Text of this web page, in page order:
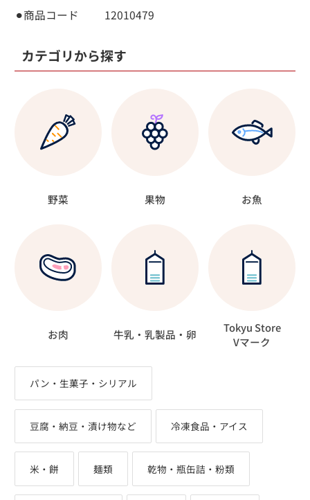
⚫︎商品コード 12010479
カテゴリから探す
野菜 果物 お魚
お肉 牛乳・乳製品・卵
Tokyu Store
Vマーク
パン・生菓子・シリアル
豆腐・納豆・漬け物など 冷凍食品・アイス
米・餅 麺類 乾物・瓶缶詰・粉類